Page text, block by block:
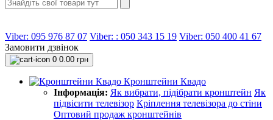
Viber: 095 976 87 07 Viber: : 050 343 15 19‬ Viber: 050 400 41 67
Замовити дзвінок
0 0.00 грн
Кронштейни Квадо
Інформація: Як вибрати, підібрати кронштейн Як
підвісити телевізор Кріплення телевізора до стіни
Оптовий продаж кронштейнів